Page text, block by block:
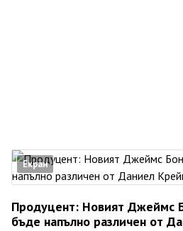
Екран
Продуцент: Новият Джеймс
бъде напълно различен от